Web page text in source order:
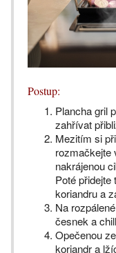
Postup:
Plancha gril
zahřívat
Mezitím si
rozmačkejte
nakrájenou
Poté přidejte
koriandru a
Na
česnek a
Opečenou
koriandr a